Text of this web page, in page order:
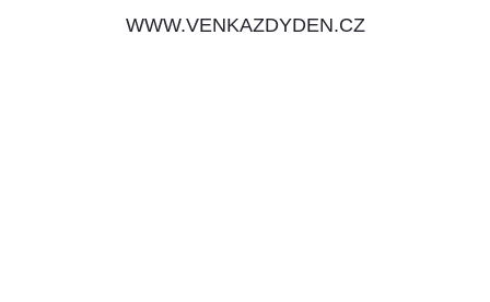
WWW.VENKAZDYDEN.CZ